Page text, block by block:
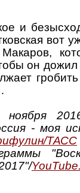
и
вот
он дожил
ноября
- моя
ТАСС